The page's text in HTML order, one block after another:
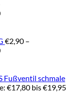
€2,90 –
Fußventil schmale
€17,80 bis €19,95